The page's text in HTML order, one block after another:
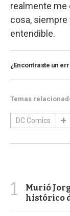
realmente me
cosa, siempre
entendible.
¿Encontraste un
Temas
DC Comics
1
Murió
histórico